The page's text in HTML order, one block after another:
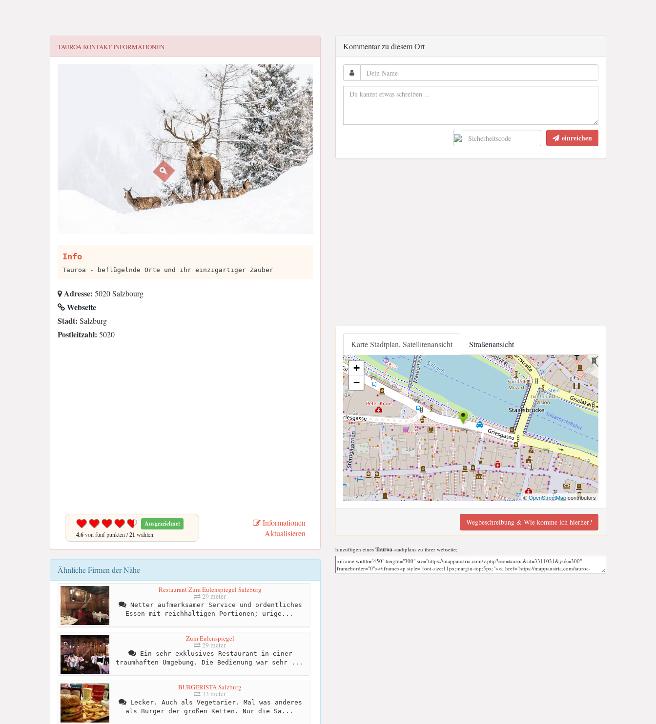
TAUROAKONTAKT INFORMATIONEN
Info
Tauroa - beflügelnde Orte und ihr einzigartiger Zauber
Adresse: 5020 Salzbourg
Webseite
Stadt: Salzburg
Postleitzahl: 5020
Ausgezeichnet
4.6von fünf punkten /21 wählen.
Informationen
Aktualisieren
Ähnliche Firmen der Nähe
Restaurant Zum Eulenspiegel Salzburg
29 meter
Netter aufmerksamer Service und ordentliches
Essen mit reichhaltigen Portionen; urige...
Zum Eulenspiegel
29 meter
Ein sehr exklusives Restaurant in einer
traumhaften Umgebung. Die Bedienung war sehr ...
BURGERISTA Salzburg
33 meter
Lecker. Auch als Vegetarier. Mal was anderes
als Burger der großen Ketten. Nur die Sa...
Kommentar zu diesem Ort
einreichen
Karte Stadtplan, Satellitenansicht Straßenansicht
+
−
©OpenStreetMapcontributors
Wegbeschreibung & Wie komme ich hierher?
hinzufügen eines Tauroa-stadtplans zu ihrer webseite;